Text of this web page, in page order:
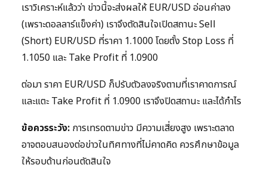
เราวิเคราะห์แล้วว่า ข่าวนี้จะส่งผลให้ EUR/USD อ่อนค่าลง
(เพราะดอลลาร์แข็งค่า) เราจึงตัดสินใจเปิดสถานะ Sell
(Short) EUR/USD ที่ราคา 1.1000 โดยตั้ง Stop Loss ที่
1.1050 และ Take Profit ที่ 1.0900
ต่อมา ราคา EUR/USD ก็ปรับตัวลงจริงตามที่เราคาดการณ์
และแตะ Take Profit ที่ 1.0900 เราจึงปิดสถานะ และได้กำไร
ข้อควรระวัง: การเทรดตามข่าว มีความเสี่ยงสูง เพราะตลาด
อาจตอบสนองต่อข่าวในทิศทางที่ไม่คาดคิด ควรศึกษาข้อมูล
ให้รอบด้านก่อนตัดสินใจ